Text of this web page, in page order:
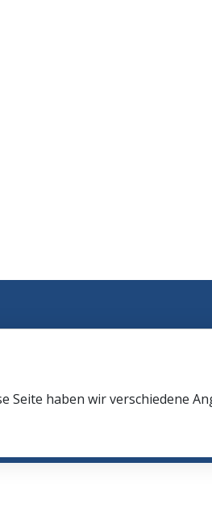
Seite haben wir verschiedene